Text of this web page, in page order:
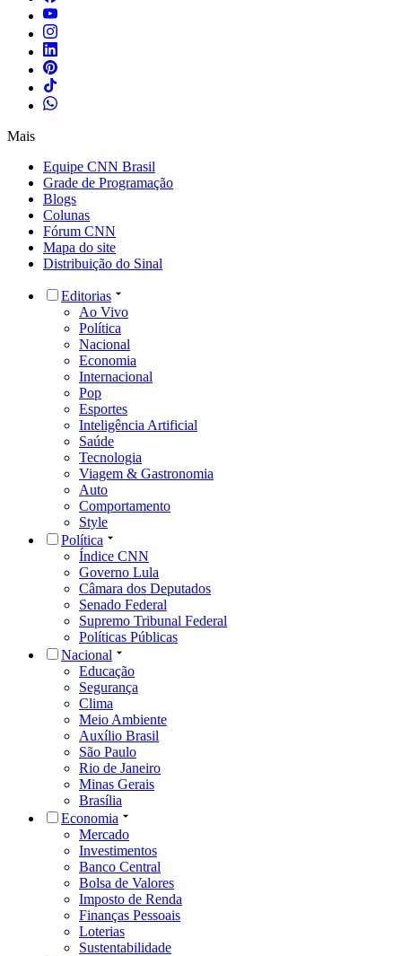
Mais
Equipe CNN Brasil
Grade de Programação
Blogs
Colunas
Fórum CNN
Mapa do site
Distribuição do Sinal
Editorias
Ao Vivo
Política
Nacional
Economia
Internacional
Pop
Esportes
Inteligência Artificial
Saúde
Tecnologia
Viagem & Gastronomia
Auto
Comportamento
Style
Política
Índice CNN
Governo Lula
Câmara dos Deputados
Senado Federal
Supremo Tribunal Federal
Políticas Públicas
Nacional
Educação
Segurança
Clima
Meio Ambiente
Auxílio Brasil
São Paulo
Rio de Janeiro
Minas Gerais
Brasília
Economia
Mercado
Investimentos
Banco Central
Bolsa de Valores
Imposto de Renda
Finanças Pessoais
Loterias
Sustentabilidade